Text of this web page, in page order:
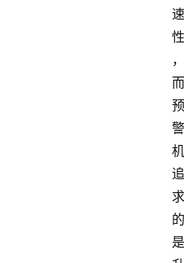
速
性
，
而
预
警
机
追
求
的
是